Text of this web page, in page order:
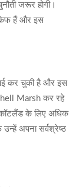
जरूर होगी।
हैं और इस
कर चुकी है और इस
Marsh कर रहे
के लिए अधिक
उन्हें अपना सर्वश्रेष्ठ